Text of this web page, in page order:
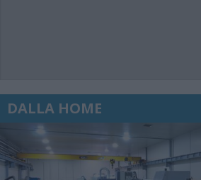
DALLA HOME